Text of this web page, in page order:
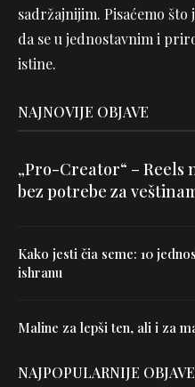
sadržajnijim. Pisaćemo
da se u jednostavnim i
istine.
NAJNOVIJE OBJAVE
„Pro-Creator“ –
bez potrebe za
Kako jesti čia seme: 10
ishranu
Maline za lepši ten, ali i za
NAJPOPULARNIJE OBJAVE